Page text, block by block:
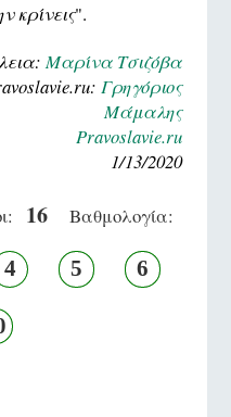
κρίνεις".
Μαρίνα Τσιζόβα
Γρηγόριος
Μάμαλης
Pravoslavie.ru
1/13/2020
16 Βαθμολογία:
4 5 6